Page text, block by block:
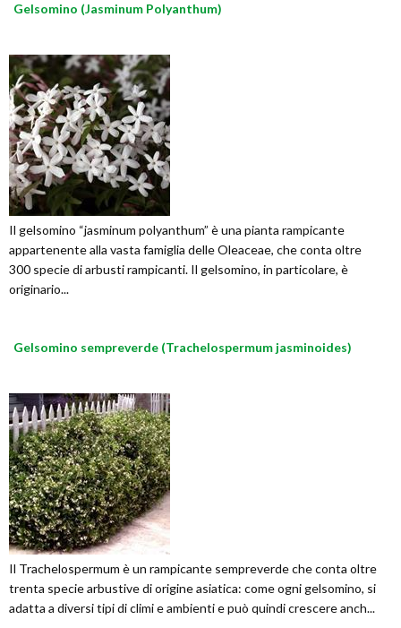
Gelsomino (Jasminum Polyanthum)
Il gelsomino “jasminum polyanthum” è una pianta rampicante
appartenente alla vasta famiglia delle Oleaceae, che conta oltre
300 specie di arbusti rampicanti. Il gelsomino, in particolare, è
originario...
Gelsomino sempreverde (Trachelospermum jasminoides)
Il Trachelospermum è un rampicante sempreverde che conta oltre
trenta specie arbustive di origine asiatica: come ogni gelsomino, si
adatta a diversi tipi di climi e ambienti e può quindi crescere anch...